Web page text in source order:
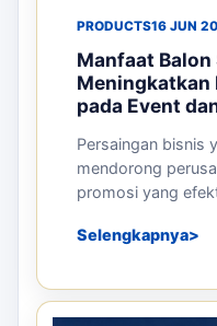
PRODUCTS16 JUN
Manfaat
Meningkatkan
pada Event
Persaingan bisnis
mendorong
promosi yang
Selengkapnya